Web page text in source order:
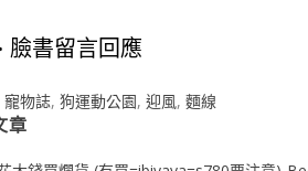
臉書留言回應
寵物誌,狗運動公園,迎風,麵線
章